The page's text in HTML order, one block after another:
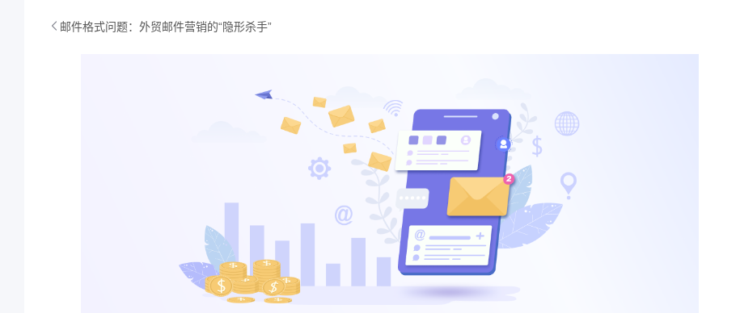
邮件格式问题：外贸邮件营销的“隐形杀手”